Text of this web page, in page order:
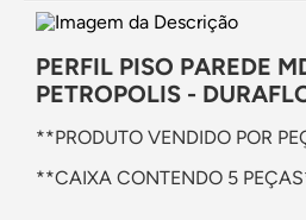
PERFIL PISO PAREDE
PETROPOLIS -
**PRODUTO VENDIDO POR
**CAIXA CONTENDO 5 PEÇAS